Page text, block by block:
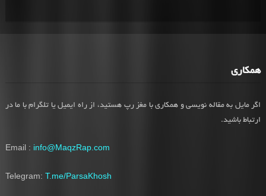
همکاری
اگر مایل به مقاله نویسی و همکاری با مغز رپ هستید، از راه ایمیل یا تلگرام با ما در
ارتباط باشید.
Email : info@MaqzRap.com
Telegram: T.me/ParsaKhosh